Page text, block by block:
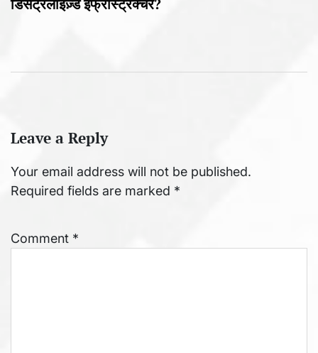
Leave a Reply
Your email address will not be published.
Required fields are marked *
Comment *